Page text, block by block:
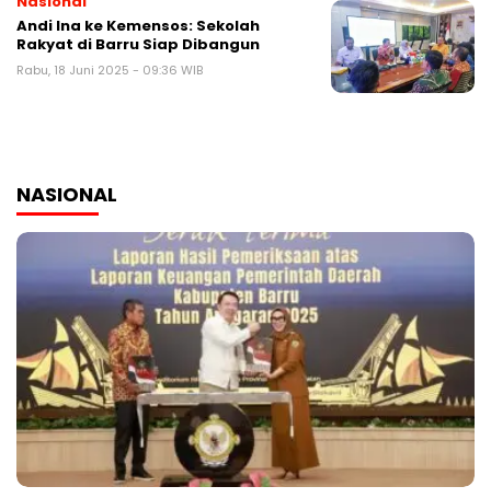
Andi Ina ke Kemensos: Sekolah
Rakyat di Barru Siap Dibangun
Rabu, 18 Juni 2025 - 09:36 WIB
NASIONAL